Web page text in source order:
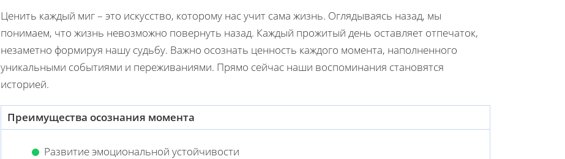
Ценить каждый миг – это искусство, которому нас учит сама жизнь. Оглядываясь назад, мы
понимаем, что жизнь невозможно повернуть назад. Каждый прожитый день оставляет отпечаток,
незаметно формируя нашу судьбу. Важно осознать ценность каждого момента, наполненного
уникальными событиями и переживаниями. Прямо сейчас наши воспоминания становятся
историей.
Преимущества осознания момента
Развитие эмоциональной устойчивости